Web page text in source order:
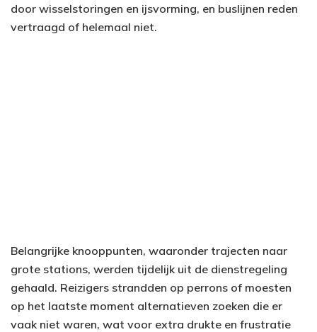
door wisselstoringen en ijsvorming, en buslijnen reden
vertraagd of helemaal niet.
Belangrijke knooppunten, waaronder trajecten naar
grote stations, werden tijdelijk uit de dienstregeling
gehaald. Reizigers strandden op perrons of moesten
op het laatste moment alternatieven zoeken die er
vaak niet waren, wat voor extra drukte en frustratie